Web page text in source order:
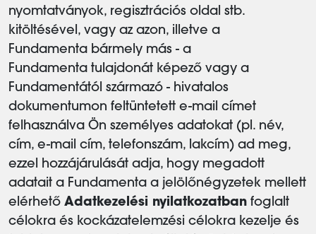
nyomtatványok, regisztrációs oldal stb.
kitöltésével, vagy az azon, illetve a
Fundamenta bármely más - a
Fundamenta tulajdonát képező vagy a
Fundamentától származó - hivatalos
dokumentumon feltüntetett e-mail címet
felhasználva Ön személyes adatokat (pl. név,
cím, e-mail cím, telefonszám, lakcím) ad meg,
ezzel hozzájárulását adja, hogy megadott
adatait a Fundamenta a jelölőnégyzetek mellett
elérhető Adatkezelési nyilatkozatban foglalt
célokra és kockázatelemzési célokra kezelje és